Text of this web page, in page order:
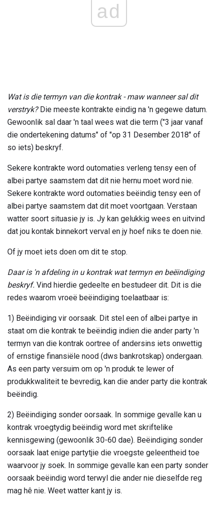
ad
Wat is die termyn van die kontrak - maw wanneer sal dit
verstryk?Die meeste kontrakte eindig na 'n gegewe datum.
Gewoonlik sal daar 'n taal wees wat die term ("3 jaar vanaf
die ondertekening datums" of "op 31 Desember 2018" of
so iets) beskryf.
Sekere kontrakte word outomaties verleng tensy een of
albei partye saamstem dat dit nie hernu moet word nie.
Sekere kontrakte word outomaties beëindig tensy een of
albei partye saamstem dat dit moet voortgaan. Verstaan ​​
watter soort situasie jy is. Jy kan gelukkig wees en uitvind
dat jou kontak binnekort verval en jy hoef niks te doen nie.
Of jy moet iets doen om dit te stop.
Daar is 'n afdeling in u kontrak wat termyn en beëindiging
beskryf. Vind hierdie gedeelte en bestudeer dit. Dit is die
redes waarom vroeë beëindiging toelaatbaar is:
1) Beëindiging vir oorsaak. Dit stel een of albei partye in
staat om die kontrak te beëindig indien die ander party 'n
termyn van die kontrak oortree of andersins iets onwettig
of ernstige finansiële nood (dws bankrotskap) ondergaan.
As een party versuim om op 'n produk te lewer of
produkkwaliteit te bevredig, kan die ander party die kontrak
beëindig.
2) Beëindiging sonder oorsaak. In sommige gevalle kan u
kontrak vroegtydig beëindig word met skriftelike
kennisgewing (gewoonlik 30-60 dae). Beëindiging sonder
oorsaak laat enige partytjie die vroegste geleentheid toe
waarvoor jy soek. In sommige gevalle kan een party sonder
oorsaak beëindig word terwyl die ander nie dieselfde reg
mag hê nie. Weet watter kant jy is.